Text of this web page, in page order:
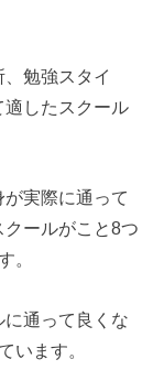
勉強スタイ
適したスクール
実際に通って
ールがこと8つ
。
通って良くな
います。